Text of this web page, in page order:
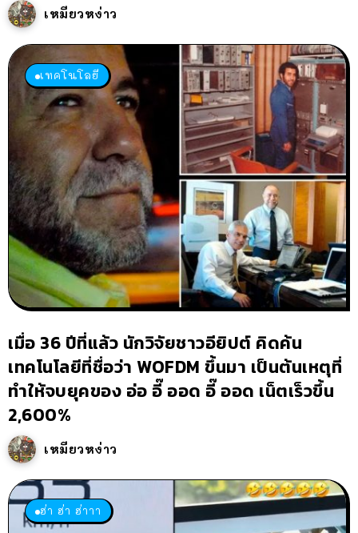
เหมียวหง่าว
เทคโนโลยี
เมื่อ 36 ปีที่แล้ว นักวิจัยชาวอียิปต์ คิดค้น
เทคโนโลยีที่ชื่อว่า WOFDM ขึ้นมา เป็นต้นเหตุที่
ทำให้จบยุคของ อ่อ อี๊ ออด อี๊ ออด เน็ตเร็วขึ้น
2,600%
เหมียวหง่าว
ฮ่า ฮ่า ฮ่าาา